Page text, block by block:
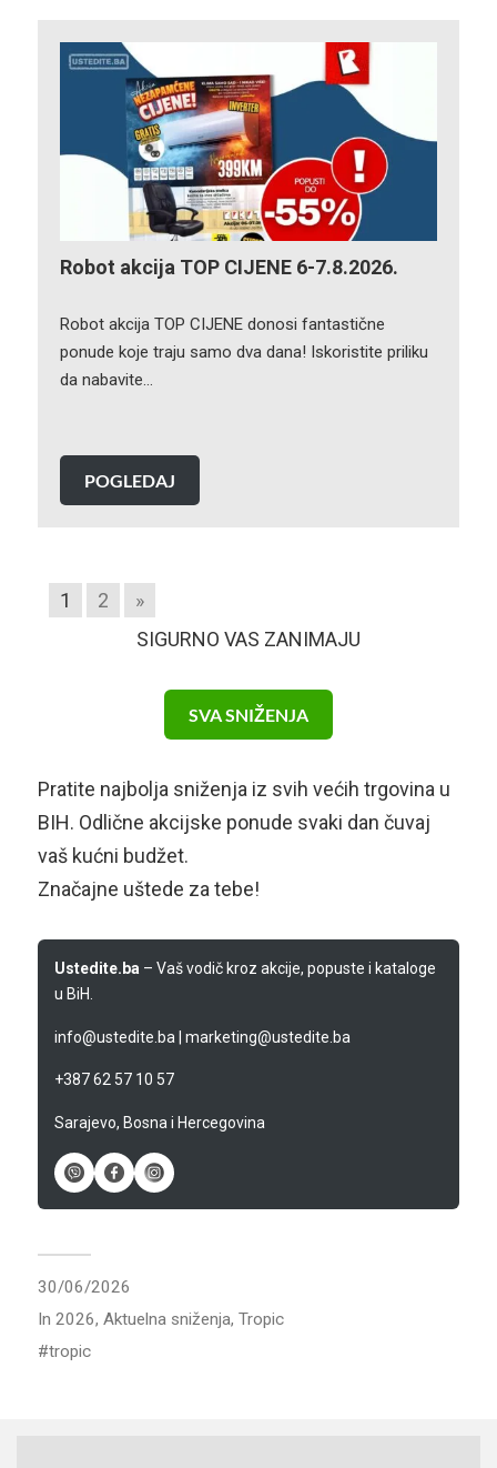
Robot akcija TOP CIJENE 6-7.8.2026.
Robot akcija TOP CIJENE donosi fantastične
ponude koje traju samo dva dana! Iskoristite priliku
da nabavite…
POGLEDAJ
1 2
»
SIGURNO VAS ZANIMAJU
SVA SNIŽENJA
Pratite najbolja sniženja iz svih većih trgovina u
BIH. Odlične akcijske ponude svaki dan čuvaj
vaš kućni budžet.
Značajne uštede za tebe!
Ustedite.ba– Vaš vodič kroz akcije, popuste i kataloge
u BiH.
info@ustedite.ba marketing@ustedite.ba
+387 62 57 10 57
Sarajevo, Bosna i Hercegovina
30/06/2026
In 2026, Aktuelna sniženja, Tropic
tropic